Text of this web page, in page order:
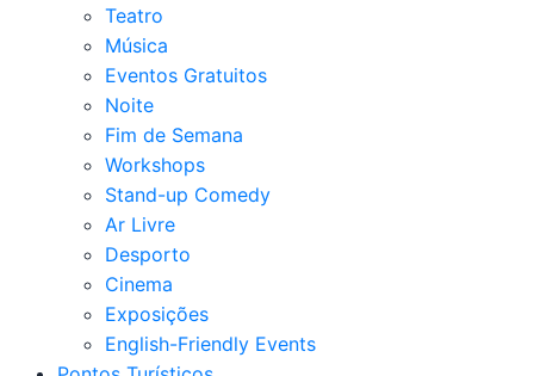
Teatro
Música
Eventos Gratuitos
Noite
Fim de Semana
Workshops
Stand-up Comedy
Ar Livre
Desporto
Cinema
Exposições
English-Friendly Events